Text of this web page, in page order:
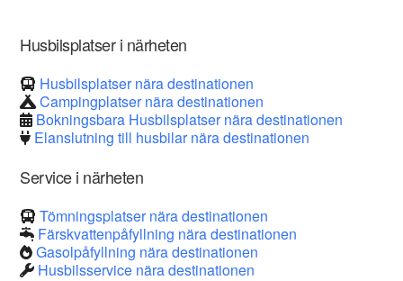
Husbilsplatser i närheten
Husbilsplatser nära destinationen
Campingplatser nära destinationen
Bokningsbara Husbilsplatser nära destinationen
Elanslutning till husbilar nära destinationen
Service i närheten
Tömningsplatser nära destinationen
Färskvattenpåfyllning nära destinationen
Gasolpåfyllning nära destinationen
Husbilsservice nära destinationen